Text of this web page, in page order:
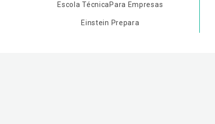
Escola Técnica Para Empresas
Einstein Prepara